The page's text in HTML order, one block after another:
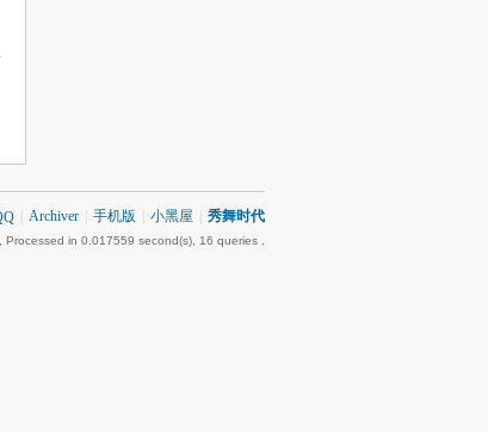
Archiver 手机版 小黑屋 秀舞时代
, Processed in 0.017559 second(s), 16 queries .